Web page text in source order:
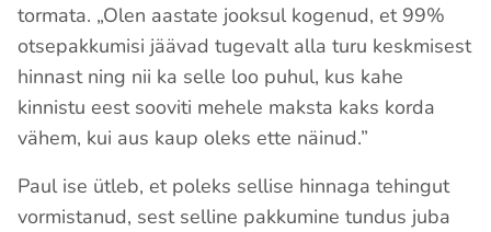
tormata. „Olen aastate jooksul kogenud, et 99%
otsepakkumisi jäävad tugevalt alla turu keskmisest
hinnast ning nii ka selle loo puhul, kus kahe
kinnistu eest sooviti mehele maksta kaks korda
vähem, kui aus kaup oleks ette näinud.”
Paul ise ütleb, et poleks sellise hinnaga tehingut
vormistanud, sest selline pakkumine tundus juba